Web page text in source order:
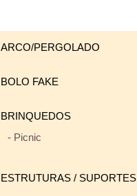
ARCO/PERGOLADO
BOLO FAKE
BRINQUEDOS
- Picnic
ESTRUTURAS / SUPORTES